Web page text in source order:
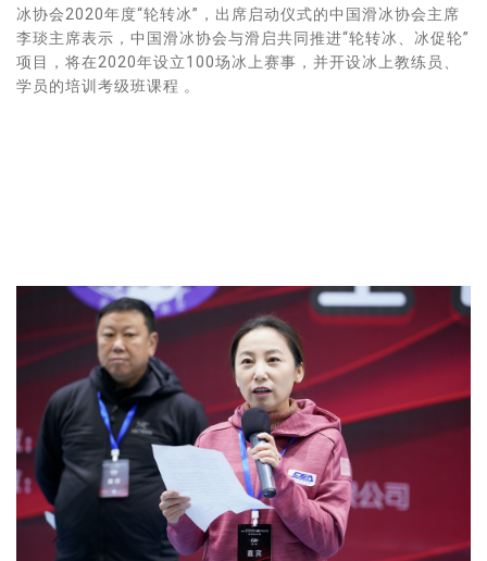
冰协会2020年度“轮转冰”，出席启动仪式的中国滑冰协会主席
李琰主席表示，中国滑冰协会与滑启共同推进“轮转冰、冰促轮”
项目，将在2020年设立100场冰上赛事，并开设冰上教练员、
学员的培训考级班课程 。